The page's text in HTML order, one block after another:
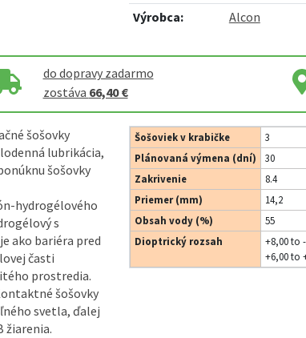
Výrobca:
Alcon
do dopravy zadarmo
zostáva 66,40 €
šošovky
lubrikácia,
šošovky
hydrogélového
s
ako bariéra pred
časti
prostredia.
šošovky
svetla, ďalej
žiarenia.
Šošoviek v krabičke 3
Plánovaná výmena (dní)
30
Zakrivenie
8.4
Priemer (mm)
14,2
Obsah vody (%)
55
Dioptrický rozsah
+8,00 to
+6,00 to